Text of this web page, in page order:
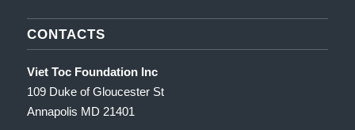
CONTACTS
Viet Toc Foundation Inc
109 Duke of Gloucester St
Annapolis MD 21401